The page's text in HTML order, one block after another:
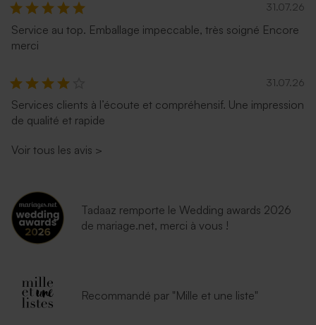
31.07.26
Service au top. Emballage impeccable, très soigné Encore
merci
31.07.26
Services clients à l’écoute et compréhensif. Une impression
de qualité et rapide
Voir tous les avis >
Tadaaz remporte le Wedding awards 2026
de mariage.net, merci à vous !
Recommandé par "Mille et une liste"